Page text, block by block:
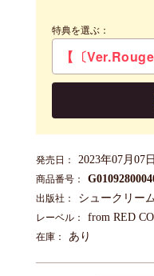
特典を選ぶ：
発売日： 2023年07月07日
商品番号：
出版社： シュークリー
レーベル： from RED
在庫： あり